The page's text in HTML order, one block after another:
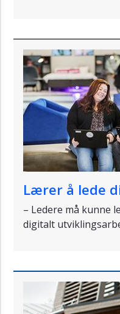
Lærer å lede
– Ledere må kunne
digitalt